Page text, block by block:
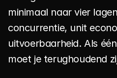
minimaal naar vier
concurrentie, unit
uitvoerbaarheid. Als
moet je terughoudend